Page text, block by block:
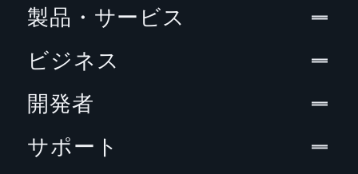
製品・サービス
ビジネス
開発者
サポート